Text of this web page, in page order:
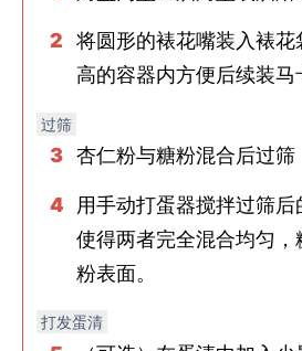
将圆形的裱花嘴装入裱花
高的容器内方便后续装马
过筛
杏仁粉与糖粉混合后过筛
用手动打蛋器搅拌过筛后
使得两者完全混合均匀
粉表面。
打发蛋清